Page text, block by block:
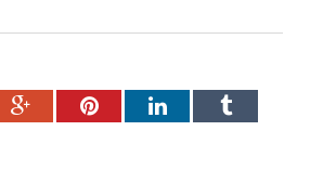
Google+PinterestLinkedInTumblr